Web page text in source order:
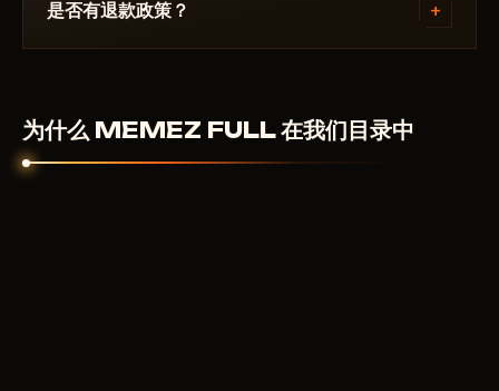
是否有退款政策？ +
为什么 MEMEZ FULL 在我们目录中